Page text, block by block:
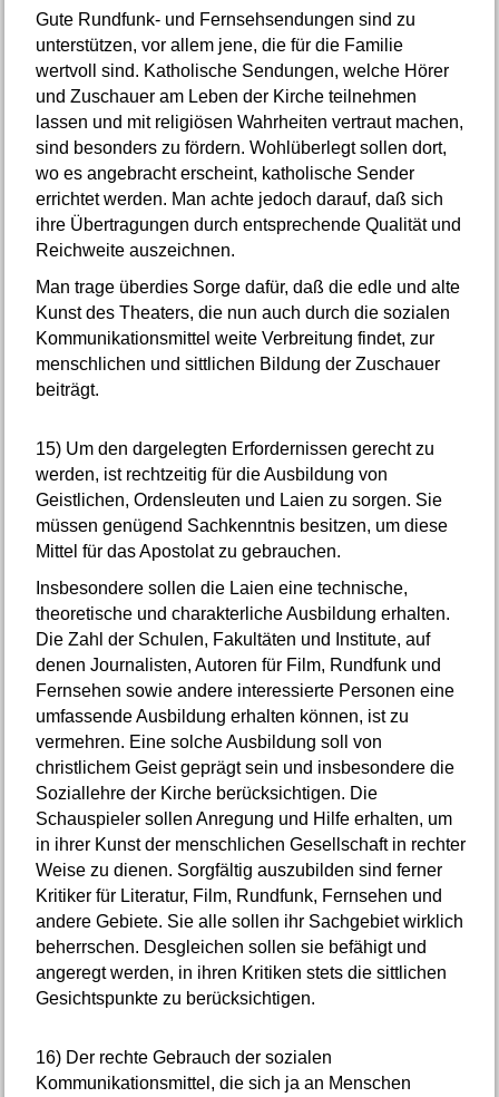
Gute Rundfunk- und Fernsehsendungen sind zu
unterstützen, vor allem jene, die für die Familie
wertvoll sind. Katholische Sendungen, welche Hörer
und Zuschauer am Leben der Kirche teilnehmen
lassen und mit religiösen Wahrheiten vertraut machen,
sind besonders zu fördern. Wohlüberlegt sollen dort,
wo es angebracht erscheint, katholische Sender
errichtet werden. Man achte jedoch darauf, daß sich
ihre Übertragungen durch entsprechende Qualität und
Reichweite auszeichnen.
Man trage überdies Sorge dafür, daß die edle und alte
Kunst des Theaters, die nun auch durch die sozialen
Kommunikationsmittel weite Verbreitung findet, zur
menschlichen und sittlichen Bildung der Zuschauer
beiträgt.
15)Um den dargelegten Erfordernissen gerecht zu
werden, ist rechtzeitig für die Ausbildung von
Geistlichen, Ordensleuten und Laien zu sorgen. Sie
müssen genügend Sachkenntnis besitzen, um diese
Mittel für das Apostolat zu gebrauchen.
Insbesondere sollen die Laien eine technische,
theoretische und charakterliche Ausbildung erhalten.
Die Zahl der Schulen, Fakultäten und Institute, auf
denen Journalisten, Autoren für Film, Rundfunk und
Fernsehen sowie andere interessierte Personen eine
umfassende Ausbildung erhalten können, ist zu
vermehren. Eine solche Ausbildung soll von
christlichem Geist geprägt sein und insbesondere die
Soziallehre der Kirche berücksichtigen. Die
Schauspieler sollen Anregung und Hilfe erhalten, um
in ihrer Kunst der menschlichen Gesellschaft in rechter
Weise zu dienen. Sorgfältig auszubilden sind ferner
Kritiker für Literatur, Film, Rundfunk, Fernsehen und
andere Gebiete. Sie alle sollen ihr Sachgebiet wirklich
beherrschen. Desgleichen sollen sie befähigt und
angeregt werden, in ihren Kritiken stets die sittlichen
Gesichtspunkte zu berücksichtigen.
16)Der rechte Gebrauch der sozialen
Kommunikationsmittel, die sich ja an Menschen